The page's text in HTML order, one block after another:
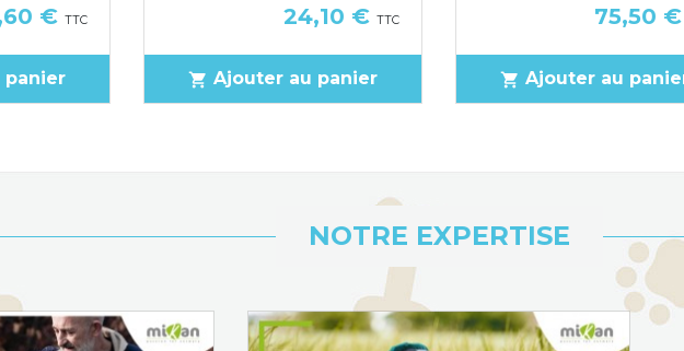
€ TTC
panier
Prix
24,10 € TTC
shopping_cart Ajouter au panier
Prix
75,50 €
shopping_cart Ajouter au
NOTRE EXPERTISE